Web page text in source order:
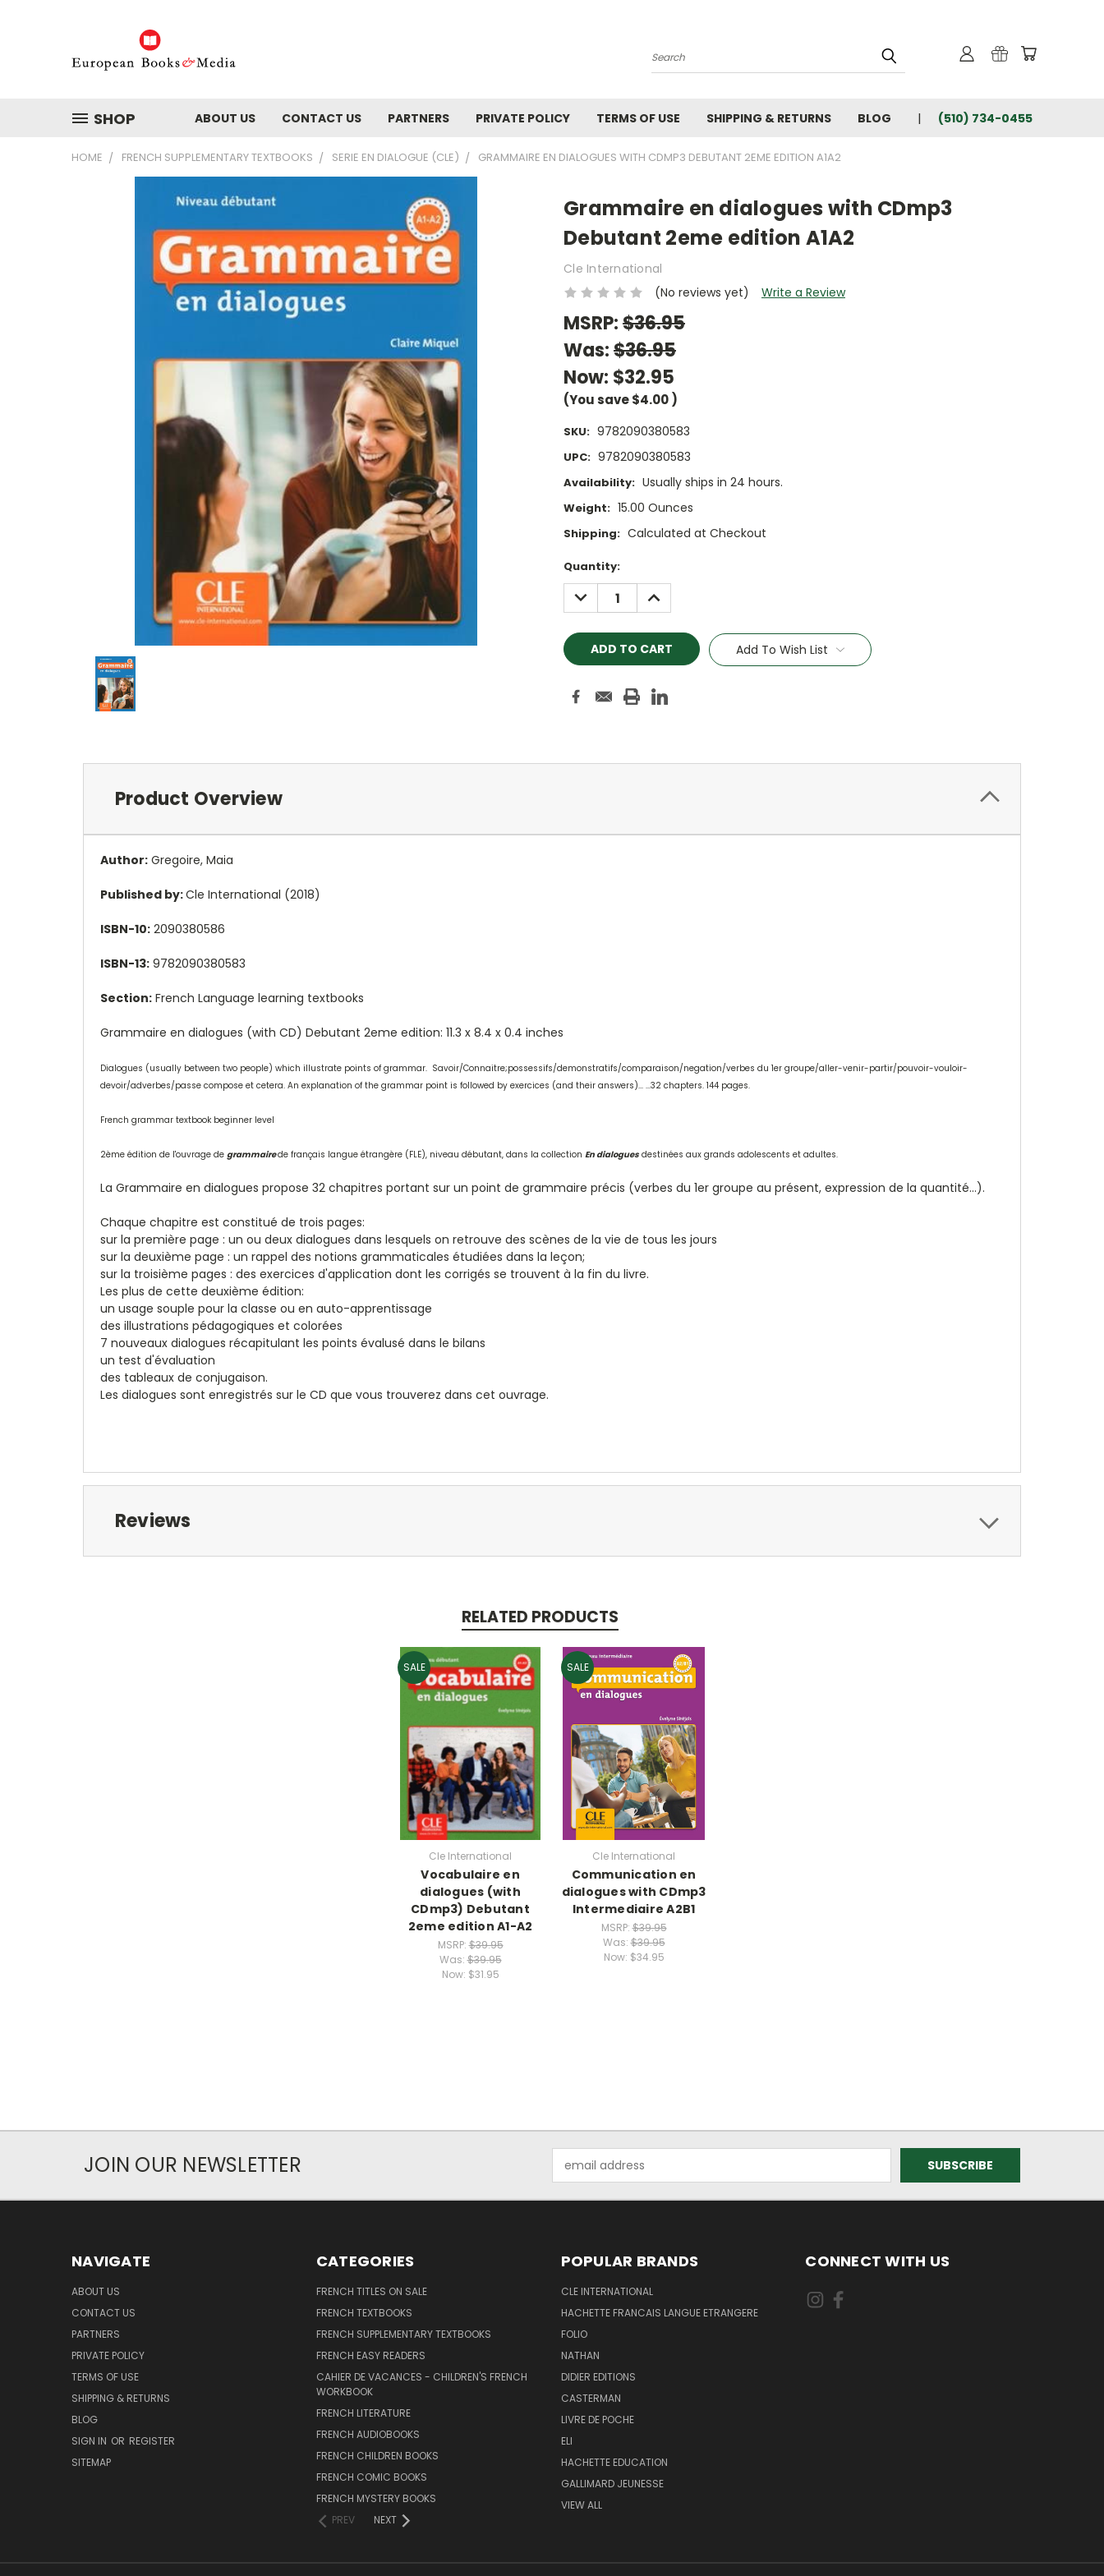
Search
SHOP ABOUT US CONTACT US PARTNERS PRIVATE POLICY TERMS OF USE SHIPPING & RETURNS BLOG (510) 734-0455
HOME FRENCH SUPPLEMENTARY TEXTBOOKS SERIE EN DIALOGUE (CLE) GRAMMAIRE EN DIALOGUES WITH CDMP3 DEBUTANT 2EME EDITION A1A2
Grammaire en dialogues with CDmp3
Debutant 2eme edition A1A2
Cle International
(No reviews yet)
Write a Review
MSRP:$36.95
Was:$36.95
Now: $32.95
(You save$4.00)
SKU: 9782090380583
UPC: 9782090380583
Availability: Usually ships in 24 hours.
Weight: 15.00 Ounces
Shipping: Calculated at Checkout
Current
Stock:
Quantity:
DECREASE
QUANTITY:
INCREASE
QUANTITY:
Add To Wish List
Product Overview
Author: Gregoire, Maia
Published by:Cle International (2018)
ISBN-10: 2090380586
ISBN-13: 9782090380583
Section: French Language learning textbooks
Grammaire en dialogues (with CD) Debutant 2eme edition: 11.3 x 8.4 x 0.4 inches
Dialogues (usually between two people) which illustrate points of grammar. Savoir/Connaitre;possessifs/demonstratifs/comparaison/negation/verbes du 1er groupe/aller-venir-partir/pouvoir-vouloir-
devoir/adverbes/passe compose et cetera. An explanation of the grammar point is followed by exercices (and their answers)... ...32 chapters. 144 pages.
French grammar textbook beginner level
2ème édition de l'ouvrage de grammairede français langue étrangère (FLE), niveau débutant, dans la collection En dialogues destinées aux grands adolescents et adultes.
La Grammaire en dialogues propose 32 chapitres portant sur un point de grammaire précis (verbes du 1er groupe au présent, expression de la quantité...).
Chaque chapitre est constitué de trois pages:
sur la première page : un ou deux dialogues dans lesquels on retrouve des scènes de la vie de tous les jours
sur la deuxième page : un rappel des notions grammaticales étudiées dans la leçon;
sur la troisième pages : des exercices d'application dont les corrigés se trouvent à la fin du livre.
Les plus de cette deuxième édition:
un usage souple pour la classe ou en auto-apprentissage
des illustrations pédagogiques et colorées
7 nouveaux dialogues récapitulant les points évalusé dans le bilans
un test d'évaluation
des tableaux de conjugaison.
Les dialogues sont enregistrés sur le CD que vous trouverez dans cet ouvrage.
Reviews
RELATED PRODUCTS
SALE
Cle International
Vocabulaire en
dialogues (with
CDmp3) Debutant
2eme edition A1-A2
MSRP:$39.95
Was:$39.95
Now: $31.95
SALE
Cle International
Communication en
dialogues with CDmp3
Intermediaire A2B1
MSRP:$39.95
Was:$39.95
Now: $34.95
JOIN OUR NEWSLETTER
Address
NAVIGATE
ABOUT US
CONTACT US
PARTNERS
PRIVATE POLICY
TERMS OF USE
SHIPPING & RETURNS
BLOG
SIGN IN OR REGISTER
SITEMAP
CATEGORIES
FRENCH TITLES ON SALE
FRENCH TEXTBOOKS
FRENCH SUPPLEMENTARY TEXTBOOKS
FRENCH EASY READERS
CAHIER DE VACANCES - CHILDREN'S FRENCH
WORKBOOK
FRENCH LITERATURE
FRENCH AUDIOBOOKS
FRENCH CHILDREN BOOKS
FRENCH COMIC BOOKS
FRENCH MYSTERY BOOKS
PREV
NEXT
POPULAR BRANDS
CLE INTERNATIONAL
HACHETTE FRANCAIS LANGUE ETRANGERE
FOLIO
NATHAN
DIDIER EDITIONS
CASTERMAN
LIVRE DE POCHE
ELI
HACHETTE EDUCATION
GALLIMARD JEUNESSE
VIEW ALL
CONNECT WITH US